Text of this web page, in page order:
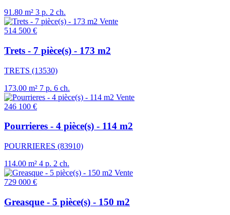
91.80 m² 3 p. 2 ch.
Vente
514 500 €
Trets - 7 pièce(s) - 173 m2
TRETS (13530)
173.00 m² 7 p. 6 ch.
Vente
246 100 €
Pourrieres - 4 pièce(s) - 114 m2
POURRIERES (83910)
114.00 m² 4 p. 2 ch.
Vente
729 000 €
Greasque - 5 pièce(s) - 150 m2